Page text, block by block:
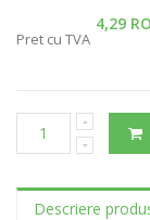
4,29
Pret cu TVA
Descriere